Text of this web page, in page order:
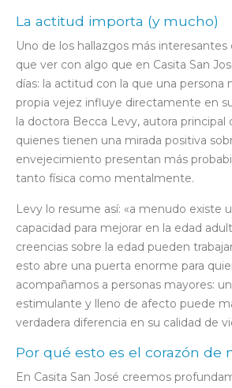
La actitud importa (y mucho)
Uno de los hallazgos más
que ver con algo que en Casita San
días: la actitud con la que una persona
propia vejez influye directamente en
la doctora Becca Levy, autora principal
quienes tienen una mirada positiva
envejecimiento presentan más
tanto física como mentalmente.
Levy lo resume así: «a menudo existe
capacidad para mejorar en la edad
creencias sobre la edad pueden
esto abre una puerta enorme para
acompañamos a personas mayores:
estimulante y lleno de afecto puede
verdadera diferencia en su calidad de
Por qué esto es el corazón de
En Casita San José creemos